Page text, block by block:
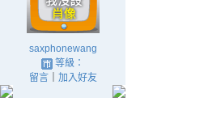
saxphonewang
等級：
留言｜ 加入好友